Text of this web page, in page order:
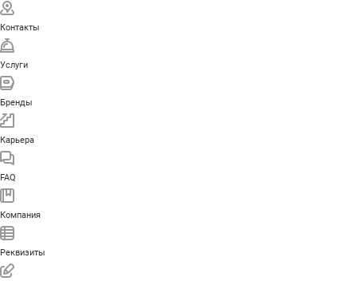
Контакты
Услуги
Бренды
Карьера
FAQ
Компания
Реквизиты